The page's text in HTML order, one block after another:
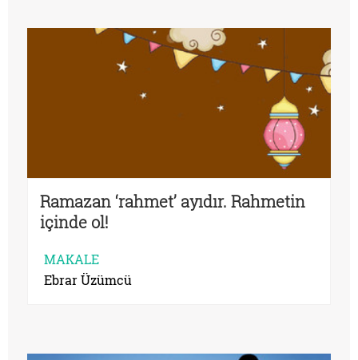
Ramazan ‘rahmet’ ayıdır. Rahmetin
içinde ol!
MAKALE
Ebrar Üzümcü